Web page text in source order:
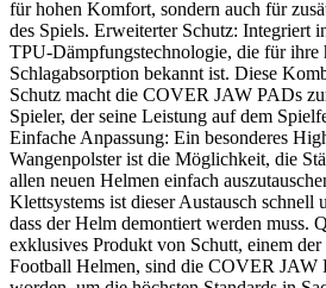
für hohen Komfort, sondern auch für
des Spiels. Erweiterter Schutz: Integriert
TPU-Dämpfungstechnologie, die für ihre
Schlagabsorption bekannt ist. Diese
Schutz macht die COVER JAW PADs
Spieler, der seine Leistung auf dem
Einfache Anpassung: Ein besonderes
Wangenpolster ist die Möglichkeit, die
allen neuen Helmen einfach
Klettsystems ist dieser Austausch schnell
dass der Helm demontiert werden muss.
exklusives Produkt von Schutt, einem
Football Helmen, sind die COVER JAW